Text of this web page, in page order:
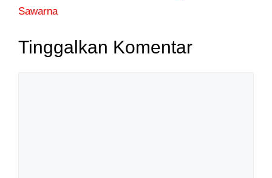
Sawarna
Tinggalkan Komentar